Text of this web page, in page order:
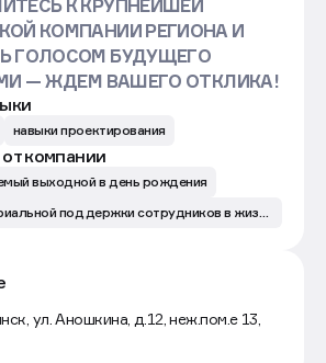
К КРУПНЕЙШЕЙ
КОМПАНИИ РЕГИОНА И
ГОЛОСОМ БУДУЩЕГО
— ЖДЕМ ВАШЕГО ОТКЛИКА!
навыки проектирования
компании
выходной в день рождения